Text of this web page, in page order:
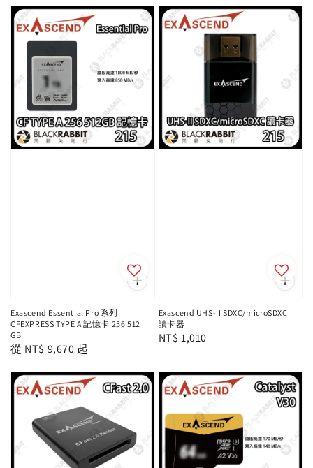
Exascend Essential Pro 系列
CFEXPRESS TYPE A 記憶卡 256 512
GB
Regular
從 NT$ 9,670 起
Exascend UHS-II SDXC/microSDXC
讀卡器
Regular
NT$ 1,010